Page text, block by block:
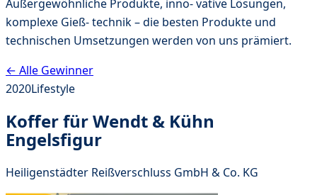
Außergewöhnliche Produkte, inno- vative Lösungen,
komplexe Gieß- technik – die besten Produkte und
technischen Umsetzungen werden von uns prämiert.
← Alle Gewinner
2020Lifestyle
Koffer für Wendt & Kühn
Engelsfigur
Heiligenstädter Reißverschluss GmbH & Co. KG